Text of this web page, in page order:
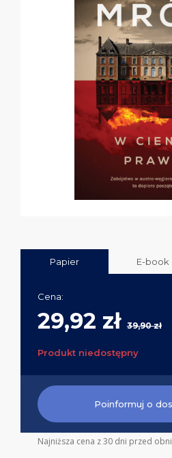
Papier E-book
Cena:
29,92 zł 39,90 zł
Produkt niedostępny
Poinformuj o
Najniższa cena z 30 dni przed